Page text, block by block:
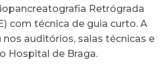
Retrógrada
com técnica de guia curto. A
auditórios, salas técnicas e
Hospital de Braga.